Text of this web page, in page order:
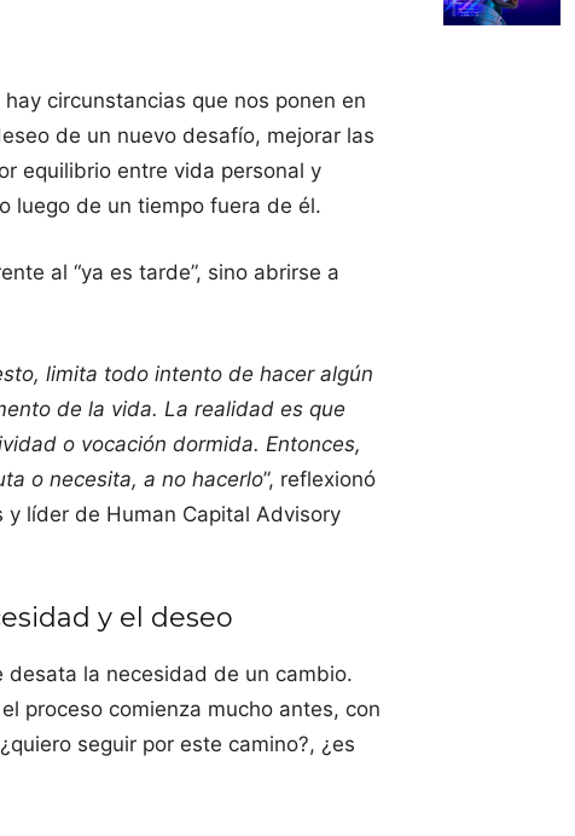
circunstancias que nos ponen en
de un nuevo desafío, mejorar las
equilibrio entre vida personal y
luego de un tiempo fuera de él.
al “ya es tarde”, sino abrirse a
limita todo intento de hacer algún
de la vida. La realidad es que
o vocación dormida. Entonces,
o necesita, a no hacerlo”, reflexionó
y líder de Human Capital Advisory
y el deseo
desata la necesidad de un cambio.
proceso comienza mucho antes, con
seguir por este camino?, ¿es